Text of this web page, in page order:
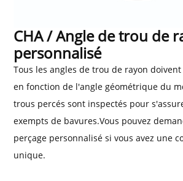
CHA / Angle de trou de
personnalisé
Tous les angles de trou de rayon
en fonction de l'angle géométrique du
trous percés sont inspectés pour
exempts de bavures.Vous pouvez
perçage personnalisé si vous avez une
unique.